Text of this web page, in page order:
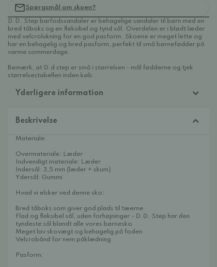
Spørgsmål om skoen?
D.D. Step barfodssandaler er behagelige sandaler til børn med en
bred tåboks og en fleksibel og tynd sål. Overdelen er i blødt læder
med velcrolukning for en god pasform. Skoene er meget lette og
har en behagelig og bred pasform, perfekt til små børnefødder på
varme sommerdage.
Bemærk, at D.d step er små i størrelsen - mål fødderne og tjek
størrelsestabellen inden køb.
Yderligere information
Beskrivelse
Materiale:
Overmateriale: Læder
Indvendigt materiale: Læder
Indersål: 3,5 mm (læder + skum)
Ydersål: Gummi
Hvad vi elsker ved denne sko:
Bred tåboks som giver god plads til tæerne
Flad og fleksibel sål, uden forhøjninger - D.D. Step har den
tyndeste sål blandt alle vores børnesko
Meget lav skovægt og behagelig på foden
Velcrobånd for nem påklædning
Pasform: